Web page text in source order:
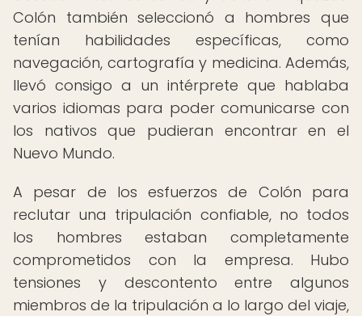
Colón también seleccionó a hombres que
tenían habilidades específicas, como
navegación, cartografía y medicina. Además,
llevó consigo a un intérprete que hablaba
varios idiomas para poder comunicarse con
los nativos que pudieran encontrar en el
Nuevo Mundo.
A pesar de los esfuerzos de Colón para
reclutar una tripulación confiable, no todos
los hombres estaban completamente
comprometidos con la empresa. Hubo
tensiones y descontento entre algunos
miembros de la tripulación a lo largo del viaje,